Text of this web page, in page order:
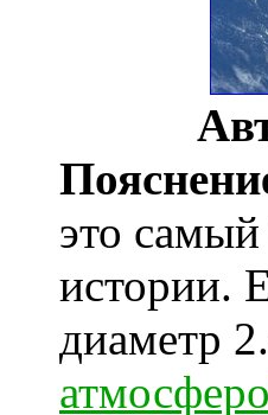
это
истории.
диаметр